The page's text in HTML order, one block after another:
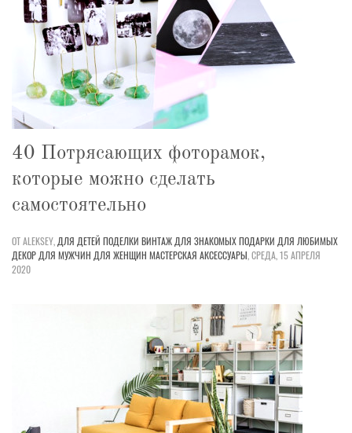
40 Потрясающих фоторамок,
которые можно сделать
самостоятельно
ОТ ALEKSEY, ДЛЯ ДЕТЕЙ ПОДЕЛКИ ВИНТАЖ ДЛЯ ЗНАКОМЫХПОДАРКИ ДЛЯ ЛЮБИМЫХ
ДЕКОР ДЛЯ МУЖЧИН ДЛЯ ЖЕНЩИН МАСТЕРСКАЯ АКСЕССУАРЫ,СРЕДА, 15 АПРЕЛЯ
2020